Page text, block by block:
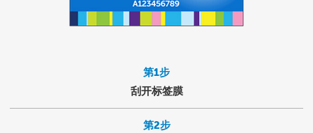
第1步
刮开标签膜
第2步